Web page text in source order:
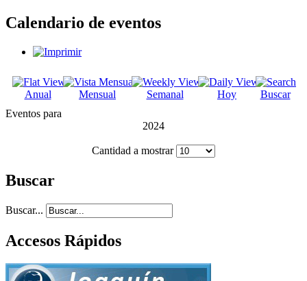
Calendario de eventos
Anual Mensual Semanal Hoy
Buscar
Eventos para
2024
Cantidad a mostrar
Buscar
Buscar...
Accesos Rápidos